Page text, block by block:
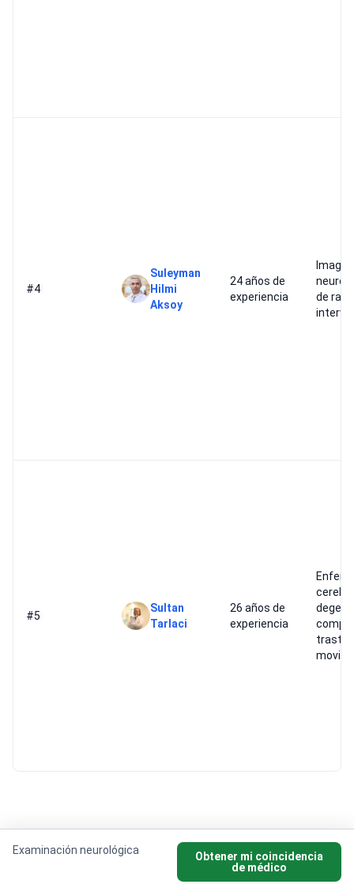
Examinación neurológica
Obtener mi coincidencia
de médico
#4
Suleyman
Hilmi
Aksoy
24 años de
experiencia
de
#5
Sultan
Tarlaci
26 años de
experiencia